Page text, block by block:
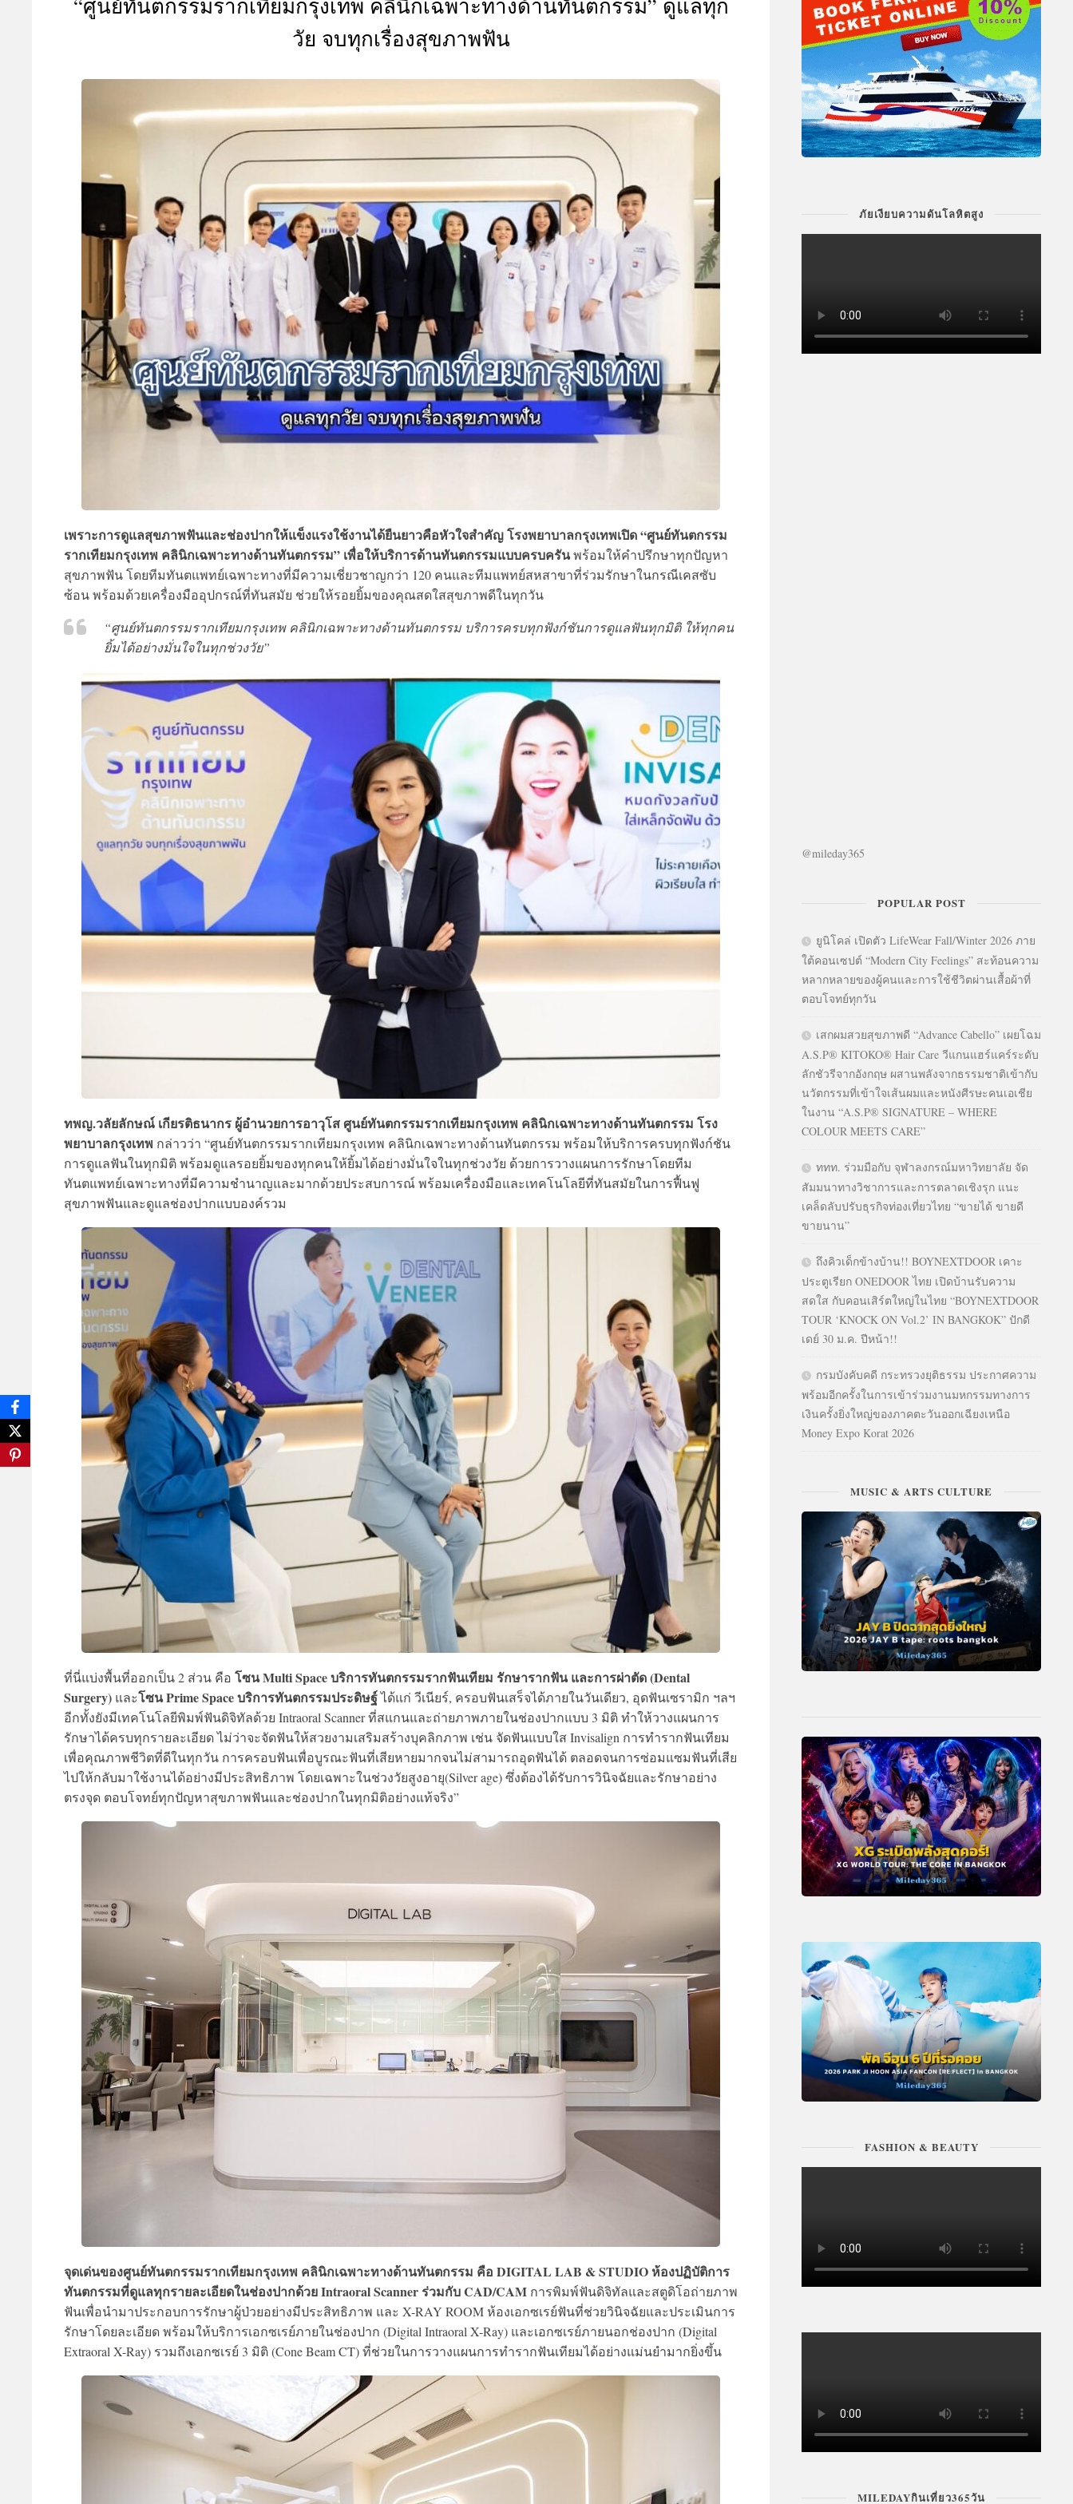
ACTIVITIES
&
“ศูนย์ทันตกรรมรากเทียมกรุงเทพ คลินิกเฉพาะทางด้านทันตกรรม” ดูแลทุก
วัย จบทุกเรื่องสุขภาพฟัน
เพราะการดูแลสุขภาพฟันและช่องปากให้แข็งแรงใช้งานได้ยืนยาวคือหัวใจสำคัญ โรงพยาบาลกรุงเทพเปิด “ศูนย์ทันตกรรม
รากเทียมกรุงเทพ คลินิกเฉพาะทางด้านทันตกรรม” เพื่อให้บริการด้านทันตกรรมแบบครบครันพร้อมให้คำปรึกษาทุกปัญหา
สุขภาพฟัน โดยทีมทันตแพทย์เฉพาะทางที่มีความเชี่ยวชาญกว่า 120 คนและทีมแพทย์สหสาขาที่ร่วมรักษาในกรณีเคสซับ
ซ้อน พร้อมด้วยเครื่องมืออุปกรณ์ที่ทันสมัย ช่วยให้รอยยิ้มของคุณสดใสสุขภาพดีในทุกวัน
“ศูนย์ทันตกรรมรากเทียมกรุงเทพ คลินิกเฉพาะทางด้านทันตกรรม บริการครบทุกฟังก์ชันการดูแลฟันทุกมิติ ให้ทุกคน
ยิ้มได้อย่างมั่นใจในทุกช่วงวัย”
ทพญ.วลัยลักษณ์ เกียรติธนากร ผู้อำนวยการอาวุโส ศูนย์ทันตกรรมรากเทียมกรุงเทพ คลินิกเฉพาะทางด้านทันตกรรม โรง
พยาบาลกรุงเทพ กล่าวว่า “ศูนย์ทันตกรรมรากเทียมกรุงเทพ คลินิกเฉพาะทางด้านทันตกรรม พร้อมให้บริการครบทุกฟังก์ชัน
การดูแลฟันในทุกมิติ พร้อมดูแลรอยยิ้มของทุกคนให้ยิ้มได้อย่างมั่นใจในทุกช่วงวัย ด้วยการวางแผนการรักษาโดยทีม
ทันตแพทย์เฉพาะทางที่มีความชำนาญและมากด้วยประสบการณ์ พร้อมเครื่องมือและเทคโนโลยีที่ทันสมัยในการฟื้นฟู
สุขภาพฟันและดูแลช่องปากแบบองค์รวม
ที่นี่แบ่งพื้นที่ออกเป็น 2 ส่วน คือ โซน Multi Spaceบริการทันตกรรมรากฟันเทียม รักษารากฟัน และการผ่าตัด (Dental
Surgery) และโซน Prime Space บริการทันตกรรมประดิษฐ์ได้แก่ วีเนียร์, ครอบฟันเสร็จได้ภายในวันเดียว, อุดฟันเซรามิก ฯลฯ
อีกทั้งยังมีเทคโนโลยีพิมพ์ฟันดิจิทัลด้วย Intraoral Scanner ที่สแกนและถ่ายภาพภายในช่องปากแบบ 3 มิติ ทำให้วางแผนการ
รักษาได้ครบทุกรายละเอียด ไม่ว่าจะจัดฟันให้สวยงามเสริมสร้างบุคลิกภาพ เช่น จัดฟันแบบใส Invisalign การทำรากฟันเทียม
เพื่อคุณภาพชีวิตที่ดีในทุกวัน การครอบฟันเพื่อบูรณะฟันที่เสียหายมากจนไม่สามารถอุดฟันได้ ตลอดจนการซ่อมแซมฟันที่เสีย
ไปให้กลับมาใช้งานได้อย่างมีประสิทธิภาพ โดยเฉพาะในช่วงวัยสูงอายุ(Silver age) ซึ่งต้องได้รับการวินิจฉัยและรักษาอย่าง
ตรงจุด ตอบโจทย์ทุกปัญหาสุขภาพฟันและช่องปากในทุกมิติอย่างแท้จริง”
จุดเด่นของศูนย์ทันตกรรมรากเทียมกรุงเทพ คลินิกเฉพาะทางด้านทันตกรรม คือ DIGITAL LAB & STUDIO ห้องปฏิบัติการ
ทันตกรรมที่ดูแลทุกรายละเอียดในช่องปากด้วย Intraoral Scanner ร่วมกับ CAD/CAM การพิมพ์ฟันดิจิทัลและสตูดิโอถ่ายภาพ
ฟันเพื่อนำมาประกอบการรักษาผู้ป่วยอย่างมีประสิทธิภาพ และ X-RAY ROOM ห้องเอกซเรย์ฟันที่ช่วยวินิจฉัยและประเมินการ
รักษาโดยละเอียด พร้อมให้บริการเอกซเรย์ภายในช่องปาก (Digital Intraoral X-Ray) และเอกซเรย์ภายนอกช่องปาก (Digital
Extraoral X-Ray) รวมถึงเอกซเรย์ 3 มิติ (Cone Beam CT) ที่ช่วยในการวางแผนการทำรากฟันเทียมได้อย่างแม่นยำมากยิ่งขึ้น
ภัยเงียบความดันโลหิตสูง
@mileday365
POPULAR POST
ยูนิโคล่ เปิดตัว LifeWear Fall/Winter 2026 ภาย
ใต้คอนเซปต์ “Modern City Feelings” สะท้อนความ
หลากหลายของผู้คนและการใช้ชีวิตผ่านเสื้อผ้าที่
ตอบโจทย์ทุกวัน
เสกผมสวยสุขภาพดี “Advance Cabello” เผยโฉม
A.S.P® KITOKO® Hair Care วีแกนแฮร์แคร์ระดับ
ลักชัวรีจากอังกฤษ ผสานพลังจากธรรมชาติเข้ากับ
นวัตกรรมที่เข้าใจเส้นผมและหนังศีรษะคนเอเชีย
ในงาน “A.S.P® SIGNATURE – WHERE
COLOUR MEETS CARE”
ททท. ร่วมมือกับ จุฬาลงกรณ์มหาวิทยาลัย จัด
สัมมนาทางวิชาการและการตลาดเชิงรุก แนะ
เคล็ดลับปรับธุรกิจท่องเที่ยวไทย “ขายได้ ขายดี
ขายนาน”
ถึงคิวเด็กข้างบ้าน!! BOYNEXTDOOR เคาะ
ประตูเรียก ONEDOOR ไทย เปิดบ้านรับความ
สดใส กับคอนเสิร์ตใหญ่ในไทย “BOYNEXTDOOR
TOUR ‘KNOCK ON Vol.2’ IN BANGKOK” ปักดี
เดย์ 30 ม.ค. ปีหน้า!!
กรมบังคับคดี กระทรวงยุติธรรม ประกาศความ
พร้อมอีกครั้งในการเข้าร่วมงานมหกรรมทางการ
เงินครั้งยิ่งใหญ่ของภาคตะวันออกเฉียงเหนือ
Money Expo Korat 2026
MUSIC & ARTS CULTURE
FASHION & BEAUTY
MILEDAYกินเที่ยว365วัน